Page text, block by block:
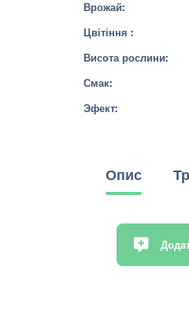
Врожай:
Цвітіння :
Висота рослини:
Смак:
Эфект:
Опис